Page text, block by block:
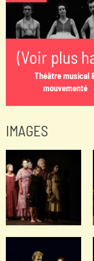
(Voir plus
Théâtre musical
mouvementé
IMAGES